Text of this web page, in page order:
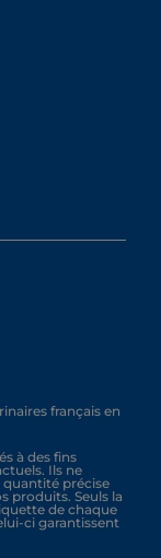
français en
à des fins
Ils ne
quantité précise
produits. Seuls la
de chaque
ci garantissent